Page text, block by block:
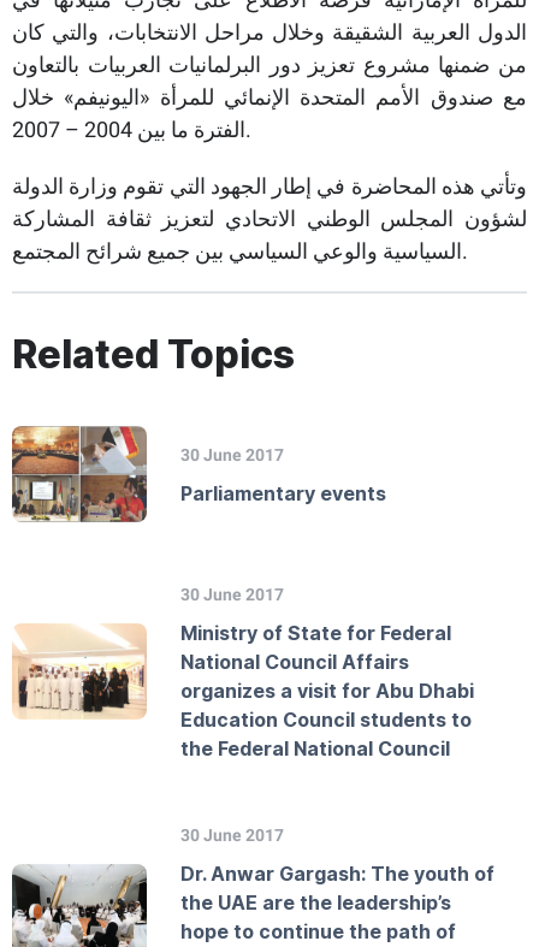
الدول العربية الشقيقة وخلال مراحل الانتخابات، والتي كان
من ضمنها مشروع تعزيز دور البرلمانيات العربيات بالتعاون
مع صندوق الأمم المتحدة الإنمائي للمرأة «اليونيفم» خلال
الفترة ما بين 2004 – 2007.
وتأتي هذه المحاضرة في إطار الجهود التي تقوم وزارة الدولة
لشؤون المجلس الوطني الاتحادي لتعزيز ثقافة المشاركة
السياسية والوعي السياسي بين جميع شرائح المجتمع.
Related Topics
30 June 2017
Parliamentary events
30 June 2017
Ministry of State for Federal
National Council Affairs
organizes a visit for Abu Dhabi
Education Council students to
the Federal National Council
30 June 2017
Dr. Anwar Gargash: The youth of
the UAE are the leadership’s
hope to continue the path of